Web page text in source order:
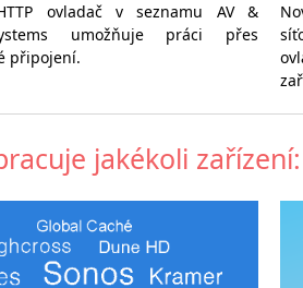
ovladač v seznamu AV &
umožňuje práci přes
připojení.
jakékoli zařízení: